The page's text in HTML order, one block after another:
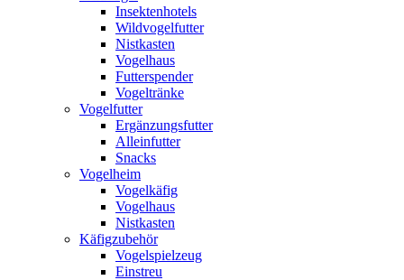
Insektenhotels
Wildvogelfutter
Nistkasten
Vogelhaus
Futterspender
Vogeltränke
Vogelfutter
Ergänzungsfutter
Alleinfutter
Snacks
Vogelheim
Vogelkäfig
Vogelhaus
Nistkasten
Käfigzubehör
Vogelspielzeug
Einstreu